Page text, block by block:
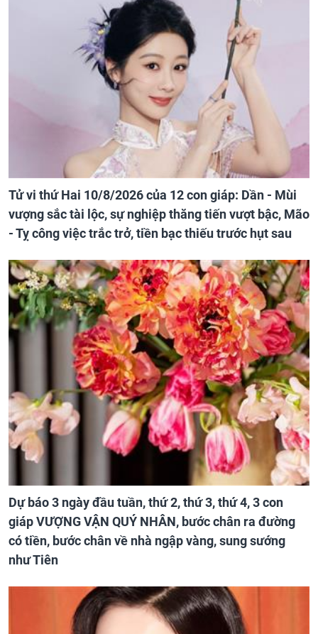
Tử vi thứ Hai 10/8/2026 của 12 con giáp: Dần - Mùi
vượng sắc tài lộc, sự nghiệp thăng tiến vượt bậc, Mão
- Tỵ công việc trắc trở, tiền bạc thiếu trước hụt sau
Dự báo 3 ngày đầu tuần, thứ 2, thứ 3, thứ 4, 3 con
giáp VƯỢNG VẬN QUÝ NHÂN, bước chân ra đường
có tiền, bước chân về nhà ngập vàng, sung sướng
như Tiên